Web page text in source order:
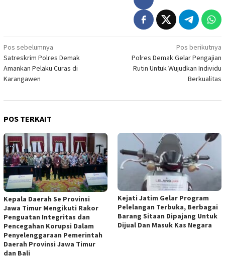
Navigasi
pos
Pos sebelumnya
Satreskrim Polres Demak
Amankan Pelaku Curas di
Karangawen
Pos berikutnya
Polres Demak Gelar Pengajian
Rutin Untuk Wujudkan Individu
Berkualitas
POS TERKAIT
Kepala Daerah Se Provinsi
Jawa Timur Mengikuti Rakor
Penguatan Integritas dan
Pencegahan Korupsi Dalam
Penyelenggaraan Pemerintah
Daerah Provinsi Jawa Timur
dan Bali
Kejati Jatim Gelar Program
Pelelangan Terbuka, Berbagai
Barang Sitaan Dipajang Untuk
Dijual Dan Masuk Kas Negara